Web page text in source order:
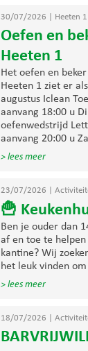
30/07/2026 Heeten 1
Oefen en
Heeten 1
Het oefen en
Heeten 1 ziet er
augustus Iclean
aanvang 18:00 u
oefenwedstrijd
aanvang 20:00 u
> lees meer
23/07/2026
🍟
Ben je ouder dan
af en toe te helpen
kantine? Wij
het leuk vinden
> lees meer
18/07/2026